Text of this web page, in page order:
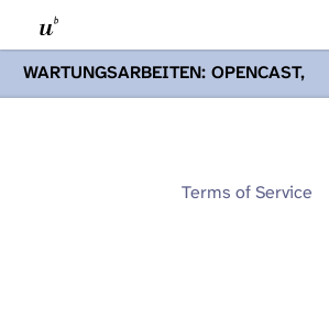
WARTUNGSARBEITEN: OPENCAST,
PODCASTS & TOBIRA
Mi 19. August
Opencast-Videos und Tobira nicht zur
Terms of Service